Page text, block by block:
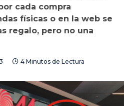
cada compra
físicas o en la web se
regalo, pero no una
4 Minutos de Lectura